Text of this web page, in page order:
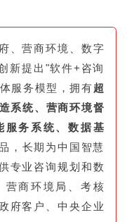
、营商环境、数字
新提出"软件+咨询
服务模型，拥有超
系统、营商环境督
服务系统、数据基
，长期为中国智慧
专业咨询规划和数
营商环境局、考核
府客户、中央企业